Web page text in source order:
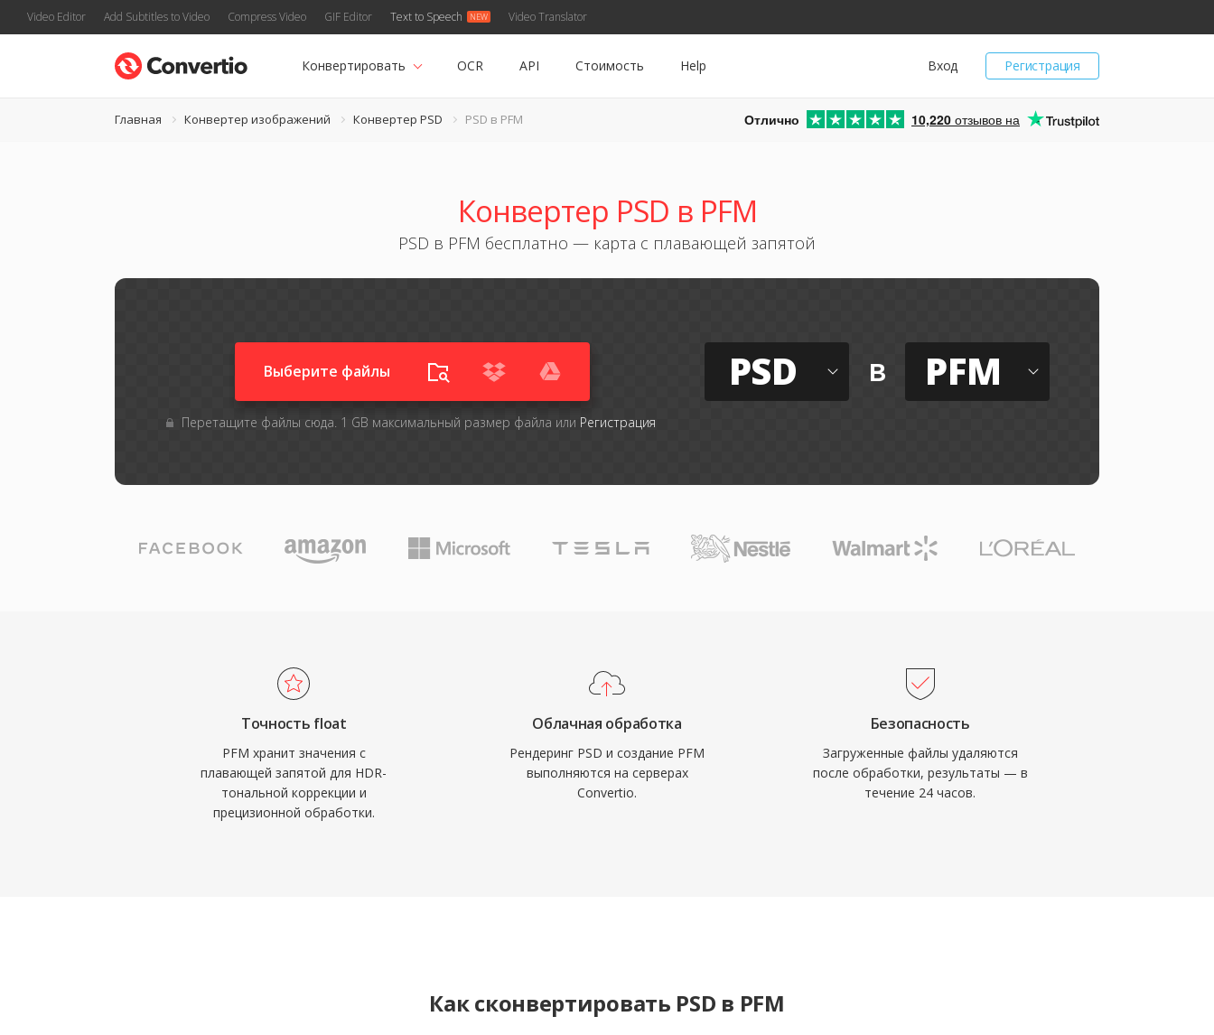
Video Editor Add Subtitles to Video Compress Video GIF Editor Text to Speech Video Translator
Регистрация
Вход
Конвертировать OCR API Стоимость Help
Главная Конвертер изображений Конвертер PSD PSD в PFM Отлично 10,220 отзывов на
Конвертер PSD в PFM
PSD в PFM бесплатно — карта с плавающей запятой
Выберите файлы
Перетащите файлы сюда. 1 GB максимальный размер файла или Регистрация
PSD в PFM
Точность float
PFM хранит значения с
плавающей запятой для HDR-
тональной коррекции и
прецизионной обработки.
Облачная обработка
Рендеринг PSD и создание PFM
выполняются на серверах
Convertio.
Безопасность
Загруженные файлы удаляются
после обработки, результаты — в
течение 24 часов.
Как сконвертировать PSD в PFM